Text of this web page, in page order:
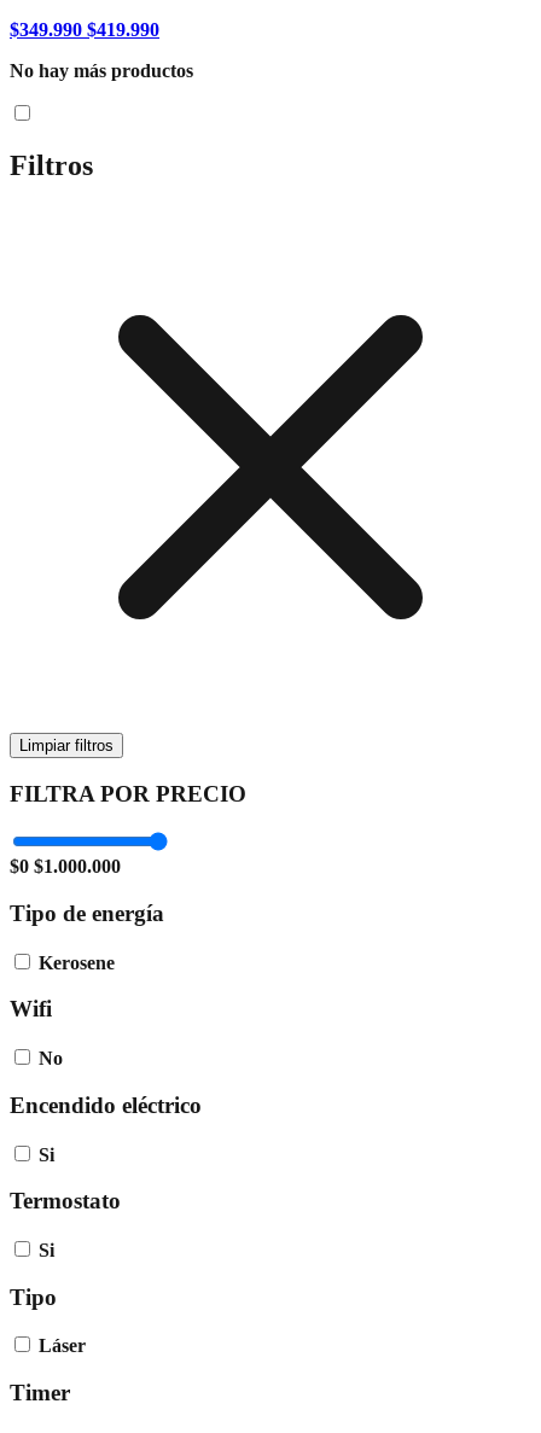
$349.990 $419.990
No hay más productos
Filtros
Limpiar filtros
FILTRA POR PRECIO
$0 $1.000.000
Tipo de energía
Kerosene
Wifi
No
Encendido eléctrico
Si
Termostato
Si
Tipo
Láser
Timer